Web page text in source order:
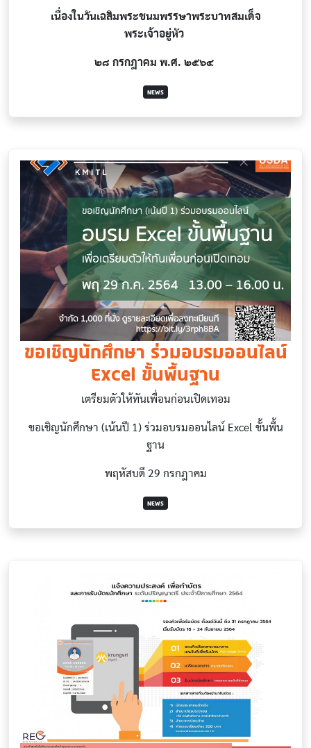
เนื่องในวันเฉลิมพระชนมพรรษาพระบาทสมเด็จ
พระเจ้าอยู่หัว
๒๘ กรกฎาคม พ.ศ. ๒๕๖๔
NEWS
ขอเชิญนักศึกษา ร่วมอบรมออนไลน์
Excel ขั้นพื้นฐาน
เตรียมตัวให้ทันเพื่อนก่อนเปิดเทอม
ขอเชิญนักศึกษา (เน้นปี 1) ร่วมอบรมออนไลน์ Excel ขั้นพื้น
ฐาน
พฤหัสบดี 29 กรกฎาคม
NEWS